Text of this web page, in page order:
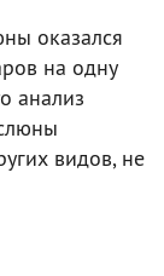
оказался
на одну
анализ
видов, не